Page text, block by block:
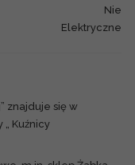
Nie
Elektryczne
znajduje się w
Kuźnicy